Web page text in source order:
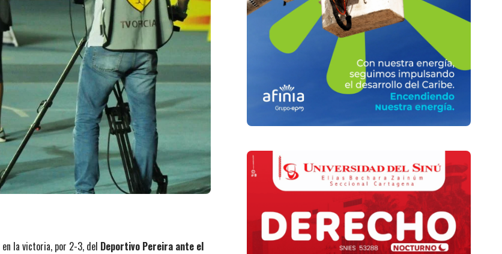
en la victoria, por 2-3, del Deportivo Pereira ante el